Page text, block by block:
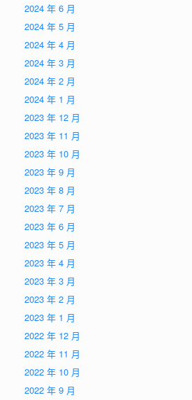
2024 年 6 月
2024 年 5 月
2024 年 4 月
2024 年 3 月
2024 年 2 月
2024 年 1 月
2023 年 12 月
2023 年 11 月
2023 年 10 月
2023 年 9 月
2023 年 8 月
2023 年 7 月
2023 年 6 月
2023 年 5 月
2023 年 4 月
2023 年 3 月
2023 年 2 月
2023 年 1 月
2022 年 12 月
2022 年 11 月
2022 年 10 月
2022 年 9 月